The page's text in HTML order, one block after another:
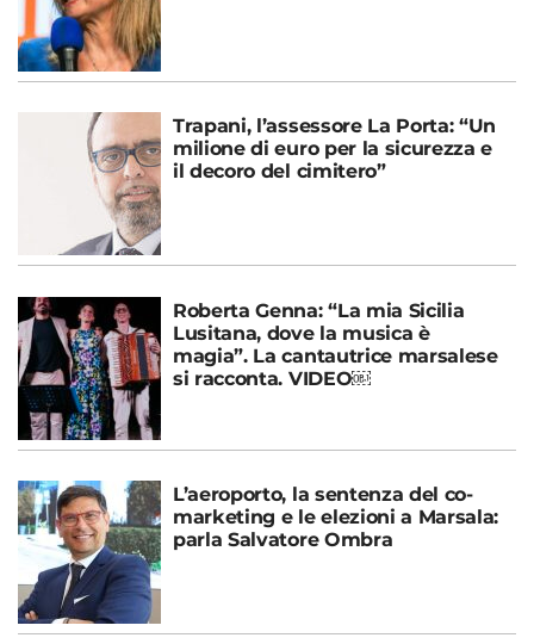
Trapani, l’assessore La Porta: “Un
milione di euro per la sicurezza e
il decoro del cimitero”
Roberta Genna: “La mia Sicilia
Lusitana, dove la musica è
magia”. La cantautrice marsalese
si racconta. VIDEO￼
L’aeroporto, la sentenza del co-
marketing e le elezioni a Marsala:
parla Salvatore Ombra